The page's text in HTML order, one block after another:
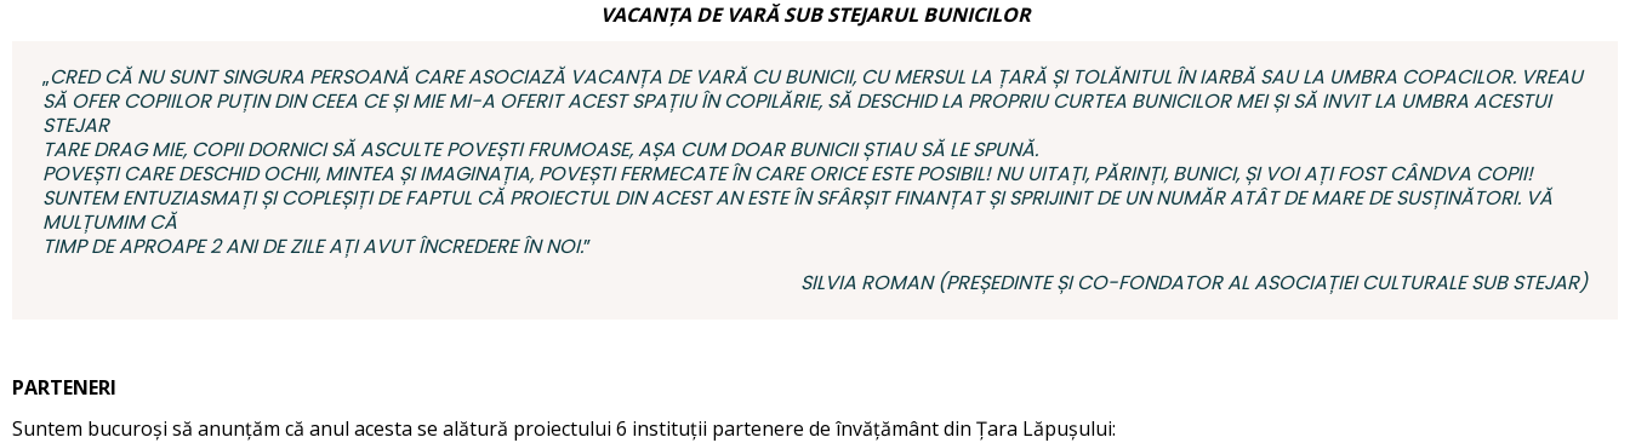
VACANȚA DE VARĂ SUB STEJARUL BUNICILOR
„CRED CĂ NU SUNT SINGURA PERSOANĂ CARE ASOCIAZĂ VACANȚA DE VARĂ CU BUNICII, CU MERSUL LA ȚARĂ ȘI TOLĂNITUL ÎN IARBĂ SAU LA UMBRA COPACILOR. VREAU
SĂ OFER COPIILOR PUȚIN DIN CEEA CE ȘI MIE MI-A OFERIT ACEST SPAȚIU ÎN COPILĂRIE, SĂ DESCHID LA PROPRIU CURTEA BUNICILOR MEI ȘI SĂ INVIT LA UMBRA ACESTUI
STEJAR
TARE DRAG MIE, COPII DORNICI SĂ ASCULTE POVEȘTI FRUMOASE, AȘA CUM DOAR BUNICII ȘTIAU SĂ LE SPUNĂ.
POVEȘTI CARE DESCHID OCHII, MINTEA ȘI IMAGINAȚIA, POVEȘTI FERMECATE ÎN CARE ORICE ESTE POSIBIL! NU UITAȚI, PĂRINȚI, BUNICI, ȘI VOI AȚI FOST CÂNDVA COPII!
SUNTEM ENTUZIASMAȚI ȘI COPLEȘIȚI DE FAPTUL CĂ PROIECTUL DIN ACEST AN ESTE ÎN SFÂRȘIT FINANȚAT ȘI SPRIJINIT DE UN NUMĂR ATÂT DE MARE DE SUSȚINĂTORI. VĂ
MULȚUMIM CĂ
TIMP DE APROAPE 2 ANI DE ZILE AȚI AVUT ÎNCREDERE ÎN NOI.”
SILVIA ROMAN (PREȘEDINTE ȘI CO-FONDATOR AL ASOCIAȚIEI CULTURALE SUB STEJAR)
PARTENERI
Suntem bucuroși să anunțăm că anul acesta se alătură proiectului 6 instituții partenere de învățământ din Țara Lăpușului: